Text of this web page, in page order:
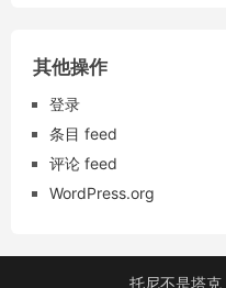
其他操作
登录
条目 feed
评论 feed
WordPress.org
托尼不是塔克